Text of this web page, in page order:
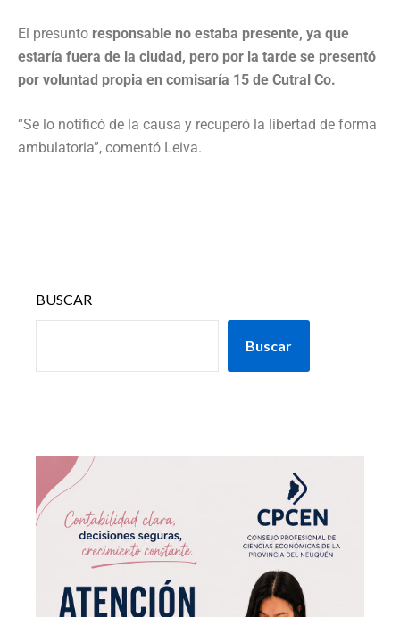
El presunto responsable no estaba presente, ya que
estaría fuera de la ciudad, pero por la tarde se presentó
por voluntad propia en comisaría 15 de Cutral Co.
“Se lo notificó de la causa y recuperó la libertad de forma
ambulatoria”, comentó Leiva.
BUSCAR
Buscar